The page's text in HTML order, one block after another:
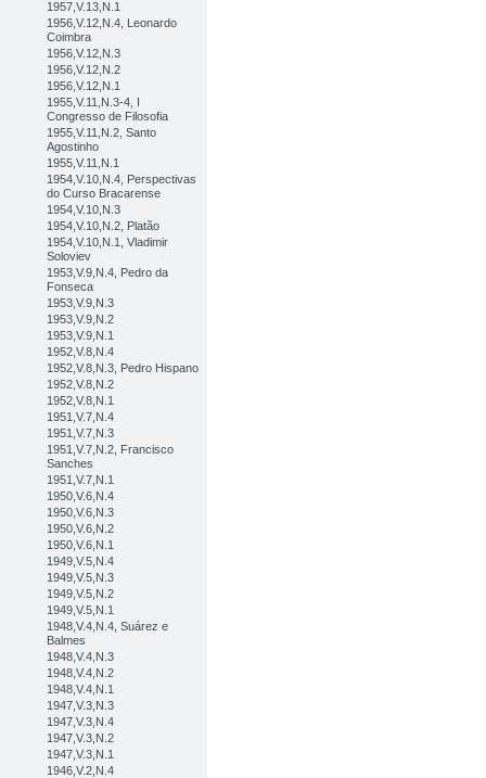
1957,V.13,N.1
1956,V.12,N.4, Leonardo
Coimbra
1956,V.12,N.3
1956,V.12,N.2
1956,V.12,N.1
1955,V.11,N.3-4, I
Congresso de Filosofia
1955,V.11,N.2, Santo
Agostinho
1955,V.11,N.1
1954,V.10,N.4, Perspectivas
do Curso Bracarense
1954,V.10,N.3
1954,V.10,N.2, Platão
1954,V.10,N.1, Vladimir
Soloviev
1953,V.9,N.4, Pedro da
Fonseca
1953,V.9,N.3
1953,V.9,N.2
1953,V.9,N.1
1952,V.8,N.4
1952,V.8,N.3, Pedro Hispano
1952,V.8,N.2
1952,V.8,N.1
1951,V.7,N.4
1951,V.7,N.3
1951,V.7,N.2, Francisco
Sanches
1951,V.7,N.1
1950,V.6,N.4
1950,V.6,N.3
1950,V.6,N.2
1950,V.6,N.1
1949,V.5,N.4
1949,V.5,N.3
1949,V.5,N.2
1949,V.5,N.1
1948,V.4,N.4, Suárez e
Balmes
1948,V.4,N.3
1948,V.4,N.2
1948,V.4,N.1
1947,V.3,N.3
1947,V.3,N.4
1947,V.3,N.2
1947,V.3,N.1
1946,V.2,N.4